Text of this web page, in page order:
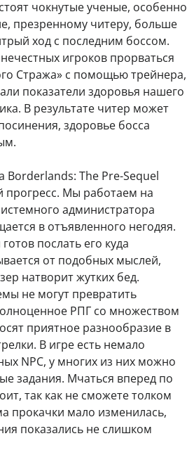
чокнутые ученые, особенно
презренному читеру, больше
ход с последним боссом.
игроков прорваться
Стража» с помощью трейнера,
показатели здоровья нашего
В результате читер может
здоровье босса
The Pre-Sequel
прогресс. Мы работаем на
администратора
в отъявленного негодяя.
послать его куда
от подобных мыслей,
натворит жутких бед.
не могут превратить
РПГ со множеством
приятное разнообразие в
В игре есть немало
NPC, у многих из них можно
задания. Мчаться вперед по
так как не сможете толком
прокачки мало изменилась,
показались не слишком